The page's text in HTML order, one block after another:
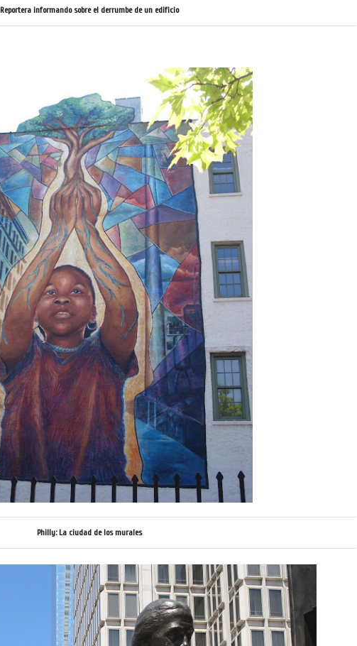
Reportera informando sobre el derrumbe de un edificio
Philly: La ciudad de los murales